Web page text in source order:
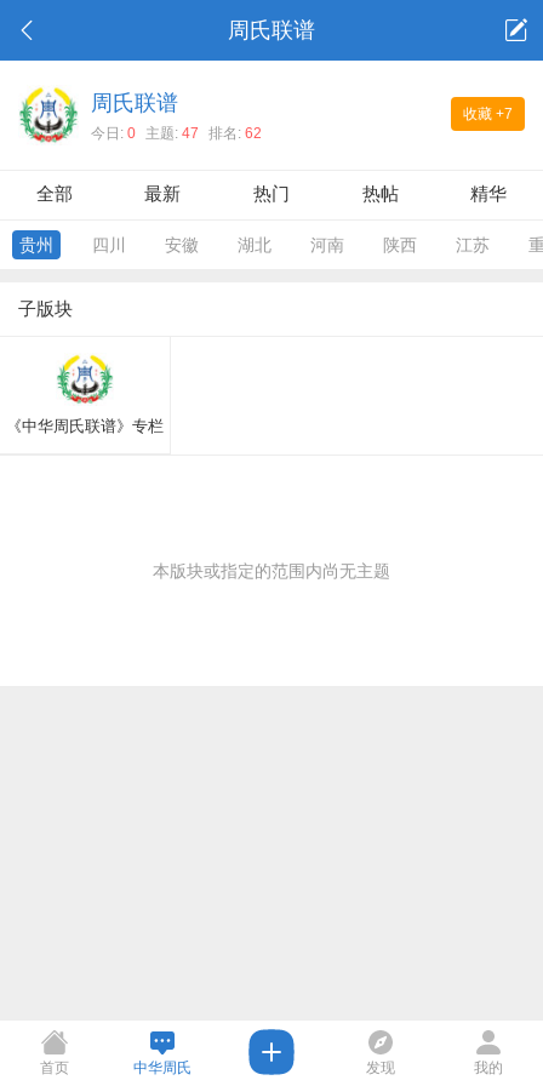
周氏联谱
收藏 +7
周氏联谱
今日: 0 主题: 47 排名: 62
全部 最新 热门 热帖 精华
贵州 四川 安徽 湖北 河南 陕西 江苏
子版块
《中华周氏联谱》专栏
本版块或指定的范围内尚无主题
首页 中华周氏 发现 我的